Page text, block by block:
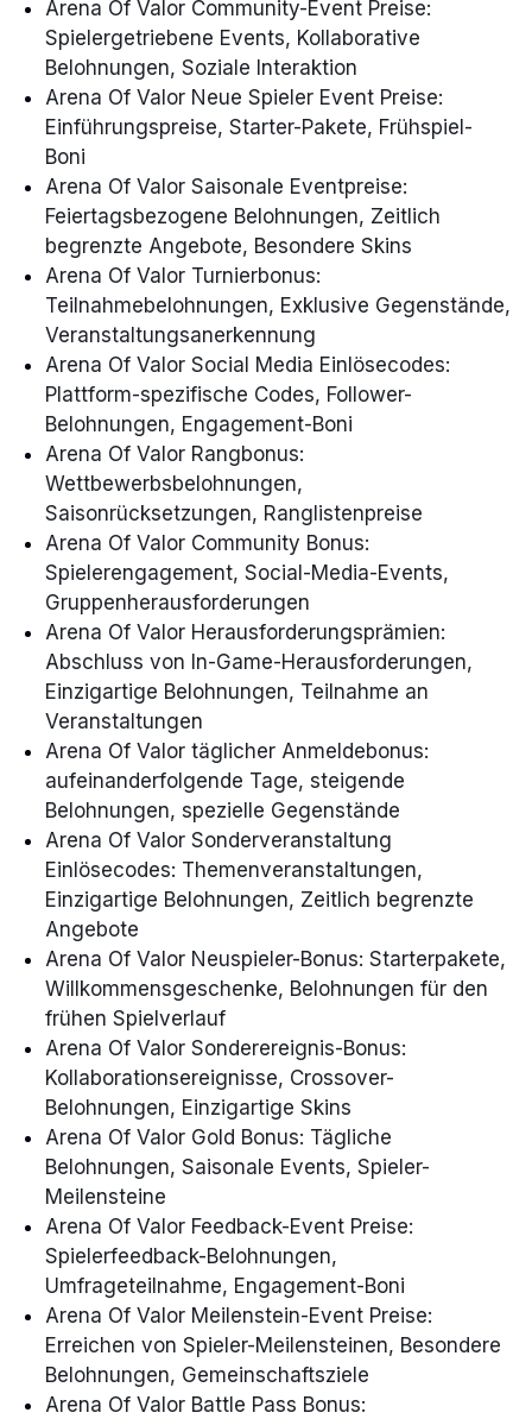
Arena Of Valor Community-Event Preise:
Spielergetriebene Events, Kollaborative
Belohnungen, Soziale Interaktion
Arena Of Valor Neue Spieler Event Preise:
Einführungspreise, Starter-Pakete, Frühspiel-
Boni
Arena Of Valor Saisonale Eventpreise:
Feiertagsbezogene Belohnungen, Zeitlich
begrenzte Angebote, Besondere Skins
Arena Of Valor Turnierbonus:
Teilnahmebelohnungen, Exklusive Gegenstände,
Veranstaltungsanerkennung
Arena Of Valor Social Media Einlösecodes:
Plattform-spezifische Codes, Follower-
Belohnungen, Engagement-Boni
Arena Of Valor Rangbonus:
Wettbewerbsbelohnungen,
Saisonrücksetzungen, Ranglistenpreise
Arena Of Valor Community Bonus:
Spielerengagement, Social-Media-Events,
Gruppenherausforderungen
Arena Of Valor Herausforderungsprämien:
Abschluss von In-Game-Herausforderungen,
Einzigartige Belohnungen, Teilnahme an
Veranstaltungen
Arena Of Valor täglicher Anmeldebonus:
aufeinanderfolgende Tage, steigende
Belohnungen, spezielle Gegenstände
Arena Of Valor Sonderveranstaltung
Einlösecodes: Themenveranstaltungen,
Einzigartige Belohnungen, Zeitlich begrenzte
Angebote
Arena Of Valor Neuspieler-Bonus: Starterpakete,
Willkommensgeschenke, Belohnungen für den
frühen Spielverlauf
Arena Of Valor Sonderereignis-Bonus:
Kollaborationsereignisse, Crossover-
Belohnungen, Einzigartige Skins
Arena Of Valor Gold Bonus: Tägliche
Belohnungen, Saisonale Events, Spieler-
Meilensteine
Arena Of Valor Feedback-Event Preise:
Spielerfeedback-Belohnungen,
Umfrageteilnahme, Engagement-Boni
Arena Of Valor Meilenstein-Event Preise:
Erreichen von Spieler-Meilensteinen, Besondere
Belohnungen, Gemeinschaftsziele
Arena Of Valor Battle Pass Bonus: